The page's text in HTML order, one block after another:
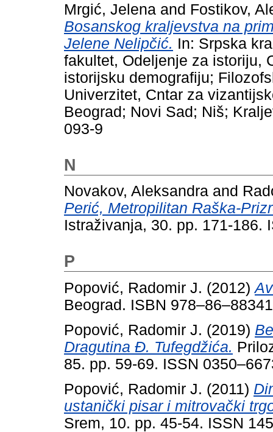
Mrgić, Jelena and Fostikov,
Bosanskog kraljevstva na
Jelene Nelipčić. In: Srpska
fakultet, Odeljenje za istoriju,
istorijsku demografiju;
Univerzitet, Cntar za
Beograd; Novi Sad; Niš;
093-9
N
Novakov, Aleksandra and
Perić, Metropilitan Raška-
Istraživanja, 30. pp. 171-186.
P
Popović, Radomir J. (2012)
Beograd. ISBN
Popović, Radomir J. (2019)
Dragutina Đ. Tufegdžića.
85. pp. 59-69. ISSN
Popović, Radomir J. (2011)
ustanički pisar i mitrovački
Srem, 10. pp. 45-54. ISSN